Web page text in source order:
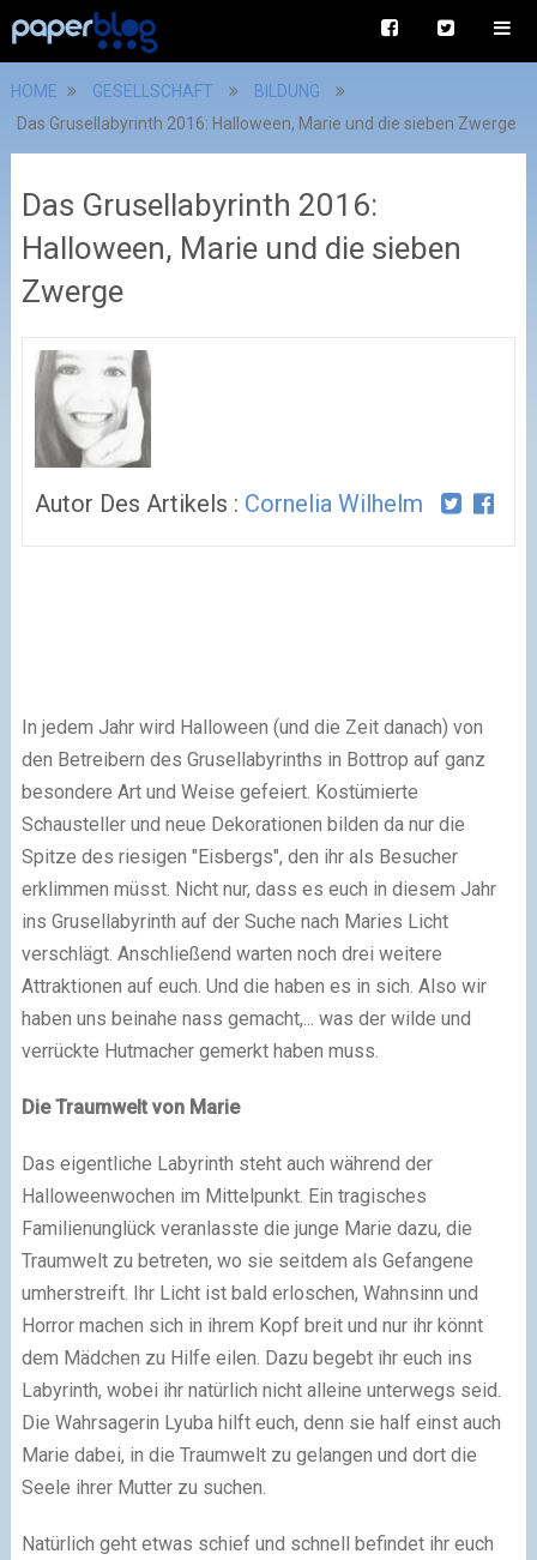
HOME GESELLSCHAFT
BILDUNG
Das Grusellabyrinth 2016: Halloween, Marie und die sieben Zwerge
Das Grusellabyrinth 2016:
Halloween, Marie und die sieben
Zwerge
Autor Des Artikels : Cornelia Wilhelm
In jedem Jahr wird Halloween (und die Zeit danach) von
den Betreibern des Grusellabyrinths in Bottrop auf ganz
besondere Art und Weise gefeiert. Kostümierte
Schausteller und neue Dekorationen bilden da nur die
Spitze des riesigen "Eisbergs", den ihr als Besucher
erklimmen müsst. Nicht nur, dass es euch in diesem Jahr
ins Grusellabyrinth auf der Suche nach Maries Licht
verschlägt. Anschließend warten noch drei weitere
Attraktionen auf euch. Und die haben es in sich. Also wir
haben uns beinahe nass gemacht,... was der wilde und
verrückte Hutmacher gemerkt haben muss.
Die Traumwelt von Marie
Das eigentliche Labyrinth steht auch während der
Halloweenwochen im Mittelpunkt. Ein tragisches
Familienunglück veranlasste die junge Marie dazu, die
Traumwelt zu betreten, wo sie seitdem als Gefangene
umherstreift. Ihr Licht ist bald erloschen, Wahnsinn und
Horror machen sich in ihrem Kopf breit und nur ihr könnt
dem Mädchen zu Hilfe eilen. Dazu begebt ihr euch ins
Labyrinth, wobei ihr natürlich nicht alleine unterwegs seid.
Die Wahrsagerin Lyuba hilft euch, denn sie half einst auch
Marie dabei, in die Traumwelt zu gelangen und dort die
Seele ihrer Mutter zu suchen.
Natürlich geht etwas schief und schnell befindet ihr euch